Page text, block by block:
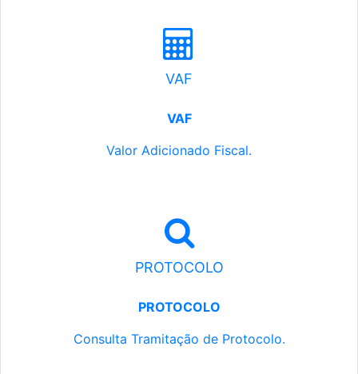
VAF
VAF
Valor Adicionado Fiscal.
PROTOCOLO
PROTOCOLO
Consulta Tramitação de Protocolo.